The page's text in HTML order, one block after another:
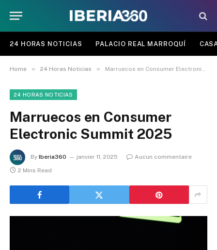
24 HORAS NOTICIAS PALACIO REAL MARROQUÍ
Home » 24 Horas Noticias » Marruecos en Consumer Electronic Summit 2025
24 HORAS NOTICIAS
Marruecos en Consumer
Electronic Summit 2025
By Iberia360 janvier 11, 2025
Aucun commentaire
2 Mins Read